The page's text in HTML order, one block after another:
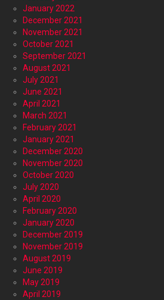
January 2022
December 2021
November 2021
October 2021
September 2021
August 2021
July 2021
June 2021
April 2021
March 2021
February 2021
January 2021
December 2020
November 2020
October 2020
July 2020
April 2020
February 2020
January 2020
December 2019
November 2019
August 2019
June 2019
May 2019
April 2019